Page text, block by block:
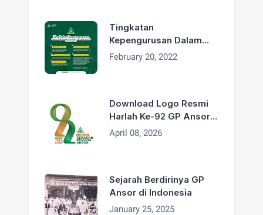
Tingkatan
Kepengurusan Dalam
Organisasi GP Ansor
February 20, 2022
Download Logo Resmi
Harlah Ke-92 GP Ansor
Tahun 2026
April 08, 2026
Sejarah Berdirinya GP
Ansor di Indonesia
January 25, 2025